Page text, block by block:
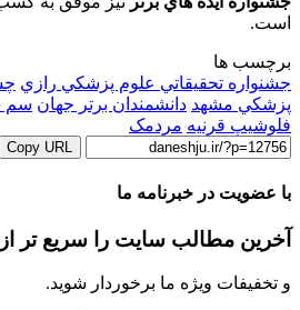
است.
برچسب ها
جشنواره تحقيقاتي علوم پزشکي رازي
پزشکي مشهد دانشمندان برتر جهان سم
فلوشيپ قرنيه مردمک
Copy URL
با عضویت در خبرنامه ما
آخرین مطالب سایت را سریع تر
و تخفیفات ویژه ما برخوردار شوید.